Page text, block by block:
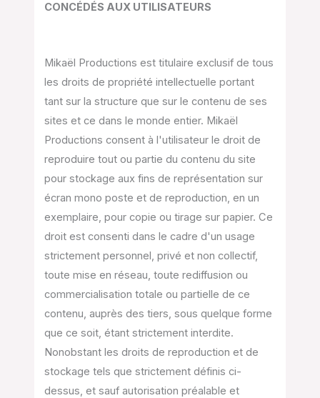
CONCÉDÉS AUX UTILISATEURS
Mikaël Productions est titulaire exclusif de tous
les droits de propriété intellectuelle portant
tant sur la structure que sur le contenu de ses
sites et ce dans le monde entier. Mikaël
Productions consent à l'utilisateur le droit de
reproduire tout ou partie du contenu du site
pour stockage aux fins de représentation sur
écran mono poste et de reproduction, en un
exemplaire, pour copie ou tirage sur papier. Ce
droit est consenti dans le cadre d'un usage
strictement personnel, privé et non collectif,
toute mise en réseau, toute rediffusion ou
commercialisation totale ou partielle de ce
contenu, auprès des tiers, sous quelque forme
que ce soit, étant strictement interdite.
Nonobstant les droits de reproduction et de
stockage tels que strictement définis ci-
dessus, et sauf autorisation préalable et